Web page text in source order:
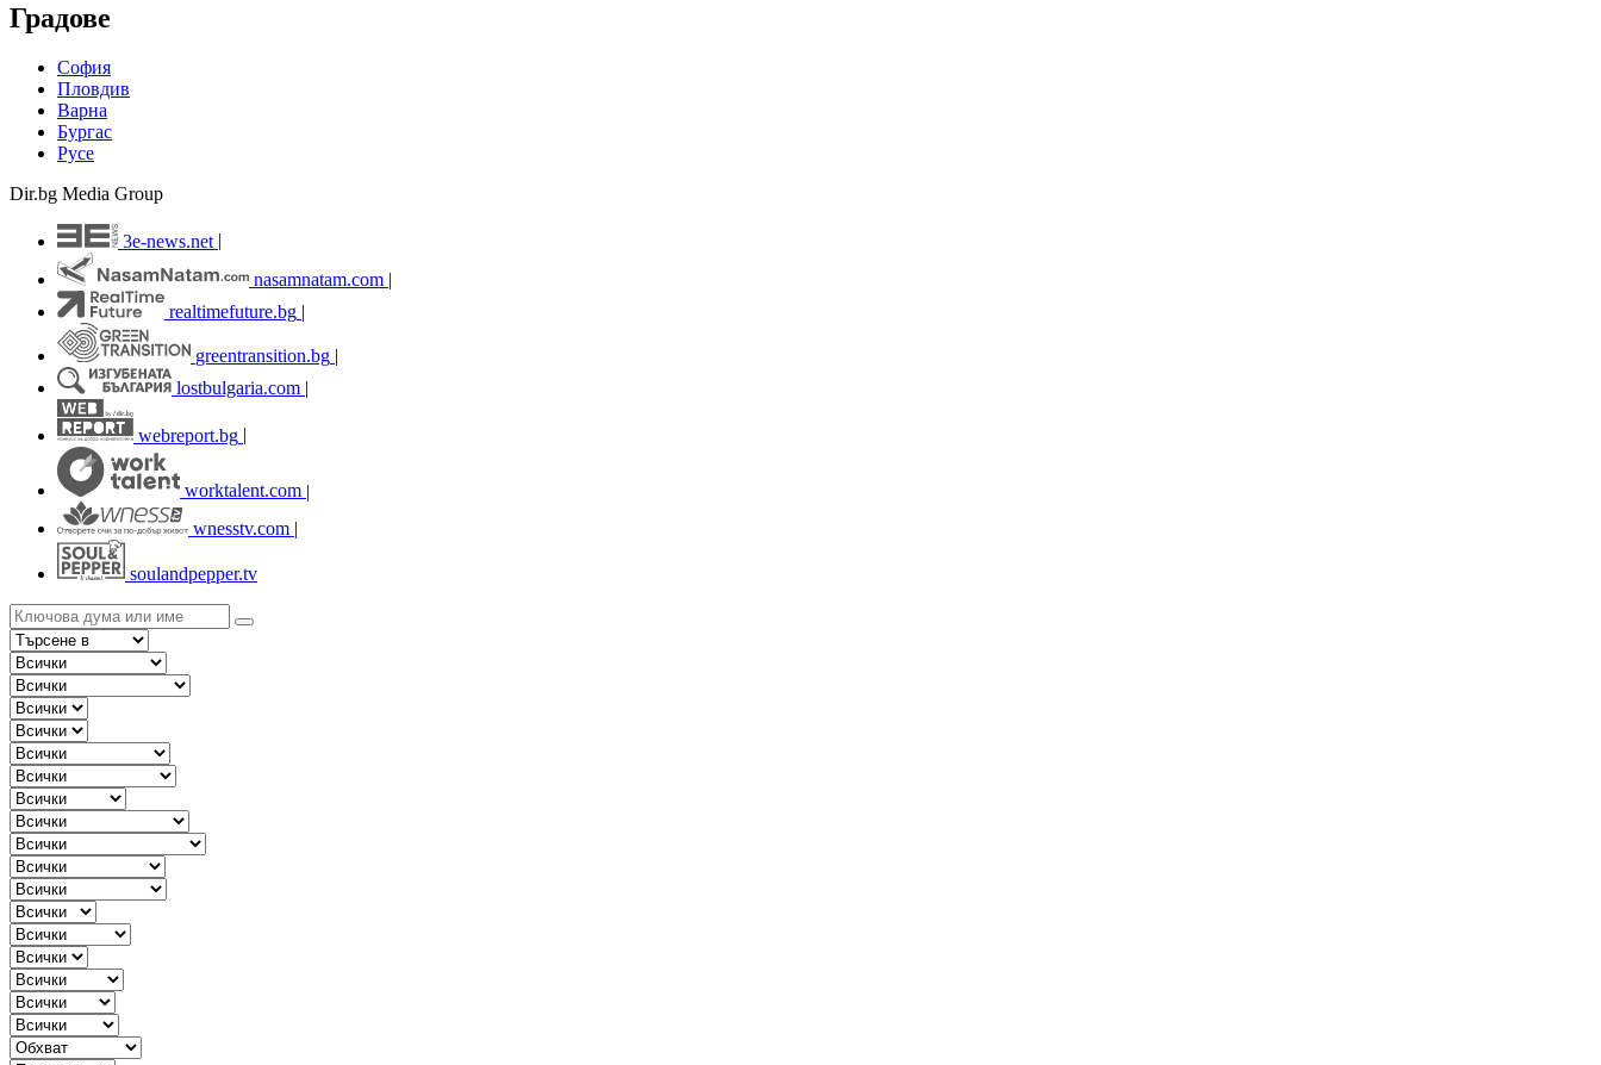
Градове
София
Пловдив
Варна
Бургас
Русе
Dir.bg Media Group
3e-news.net
nasamnatam.com |
realtimefuture.bg |
greentransition.bg |
lostbulgaria.com |
webreport.bg
worktalent.com |
wnesstv.com |
soulandpepper.tv